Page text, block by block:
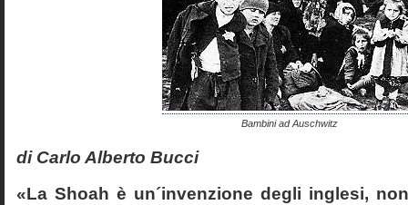
Bambini ad Auschwitz
di Carlo Alberto Bucci
«La Shoah è un´invenzione degli inglesi,